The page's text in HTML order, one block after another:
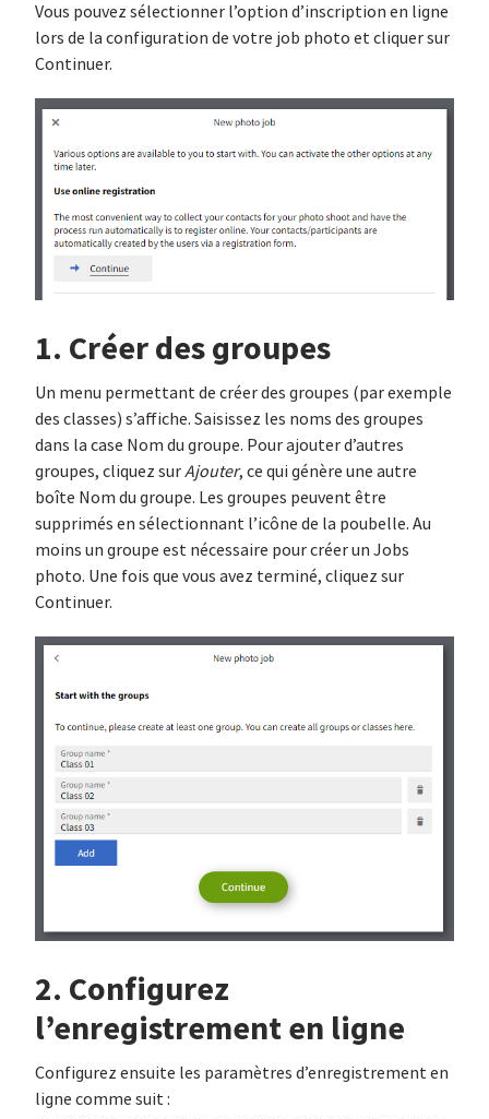
Vous pouvez sélectionner l’option d’inscription en ligne
lors de la configuration de votre job photo et cliquer sur
Continuer.
1. Créer des groupes
Un menu permettant de créer des groupes (par exemple
des classes) s’affiche. Saisissez les noms des groupes
dans la case Nom du groupe. Pour ajouter d’autres
groupes, cliquez surAjouter, ce qui génère une autre
boîte Nom du groupe. Les groupes peuvent être
supprimés en sélectionnant l’icône de la poubelle. Au
moins un groupe est nécessaire pour créer un Jobs
photo. Une fois que vous avez terminé, cliquez sur
Continuer.
2. Configurez
l’enregistrement en ligne
Configurez ensuite les paramètres d’enregistrement en
ligne comme suit :